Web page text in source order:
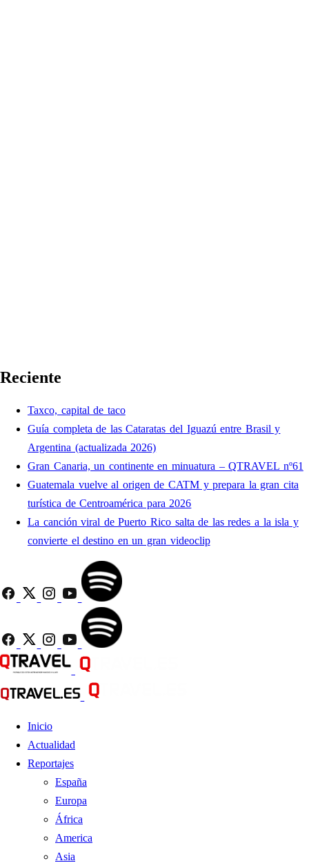
Reciente
Taxco, capital de taco
Guía completa de las Cataratas del Iguazú entre Brasil y
Argentina (actualizada 2026)
Gran Canaria, un continente en minuatura – QTRAVEL nº61
Guatemala vuelve al origen de CATM y prepara la gran cita
turística de Centroamérica para 2026
La canción viral de Puerto Rico salta de las redes a la isla y
convierte el destino en un gran videoclip
Inicio
Actualidad
Reportajes
España
Europa
África
America
Asia